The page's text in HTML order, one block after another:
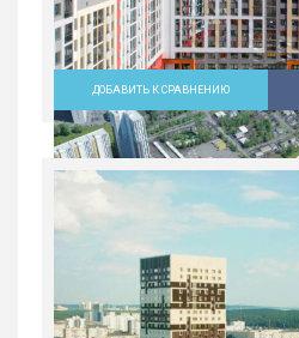
ДОБАВИТЬ К СРАВНЕНИЮ